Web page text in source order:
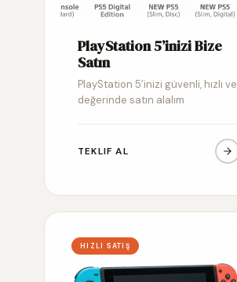
PlayStation 5’inizi Bize
Satın
PlayStation 5’inizi güvenli, hızlı ve
değerinde satın alalım
TEKLIF AL
HIZLI SATIŞ